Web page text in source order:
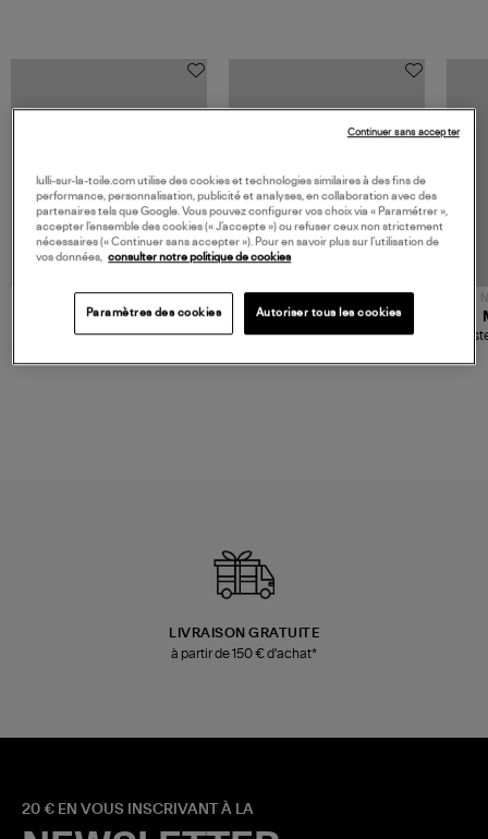
JEROME DREYFUSS
Sac Bobi S Cuir Lamé
TORAL
Mocassins Killian Sport
LIVRAISON GRATUITE
à partir de 150 € d'achat*
20 € EN VOUS INSCRIVANT À LA
lulli-sur-la-toile.com utilise des cookies et technologies similaires à des fins de
performance, personnalisation, publicité et analyses, en collaboration avec des
partenaires tels que Google. Vous pouvez configurer vos choix via « Paramétrer »,
accepter l’ensemble des cookies (« J’accepte ») ou refuser ceux non strictement
nécessaires (« Continuer sans accepter »). Pour en savoir plus sur l’utilisation de
vos données,
consulter notre politique de cookies
Paramètres des cookies Autoriser tous les cookies
Continuer sans accepter